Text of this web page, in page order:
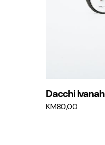
Dacchi Ivanah
KM80,00